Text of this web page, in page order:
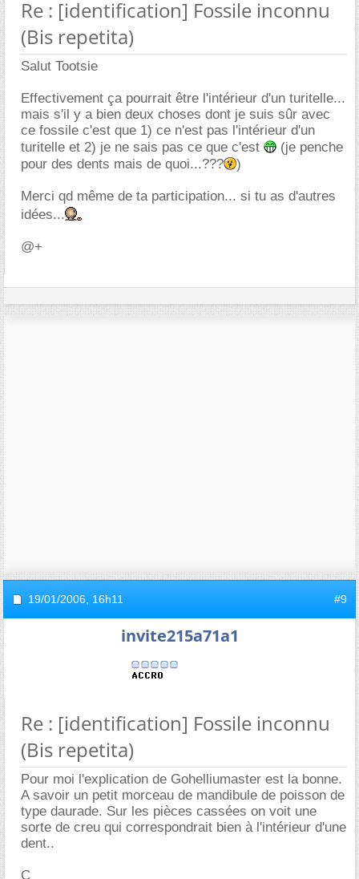
Re : [identification] Fossile inconnu
(Bis repetita)
Salut Tootsie
Effectivement ça pourrait être l'intérieur d'un turitelle...
mais s'il y a bien deux choses dont je suis sûr avec
ce fossile c'est que 1) ce n'est pas l'intérieur d'un
turitelle et 2) je ne sais pas ce que c'est
(je penche
pour des dents mais de quoi...???
)
Merci qd même de ta participation... si tu as d'autres
idées...
@+
19/01/2006, 16h11 #9
invite215a71a1
Re : [identification] Fossile inconnu
(Bis repetita)
Pour moi l'explication de Gohelliumaster est la bonne.
A savoir un petit morceau de mandibule de poisson de
type daurade. Sur les pièces cassées on voit une
sorte de creu qui correspondrait bien à l'intérieur d'une
dent..
C